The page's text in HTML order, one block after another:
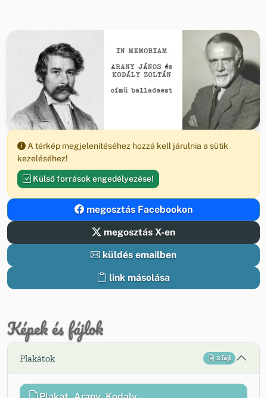
A térkép megjelenítéséhez hozzá kell járulnia a sütik
kezeléséhez!
Külső források engedélyezése!
megosztás Facebookon
megosztás X-en
küldés emailben
link másolása
Képek és fájlok
Plakátok 2 fájl